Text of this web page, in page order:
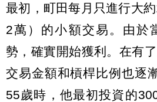
最初，町田每月只進行大
2萬）的小額交易。由於
勢，確實開始獲利。在有
交易金額和槓桿比例也逐
55歲時，他最初投資的